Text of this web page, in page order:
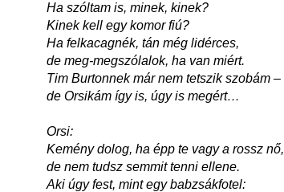
Ha szóltam is, minek, kinek?
Kinek kell egy komor fiú?
Ha felkacagnék, tán még lidérces,
de meg-megszólalok, ha van miért.
Tim Burtonnek már nem tetszik szobám –
de Orsikám így is, úgy is megért…
Orsi:
Kemény dolog, ha épp te vagy a rossz nő,
de nem tudsz semmit tenni ellene.
Aki úgy fest, mint egy babzsákfotel: